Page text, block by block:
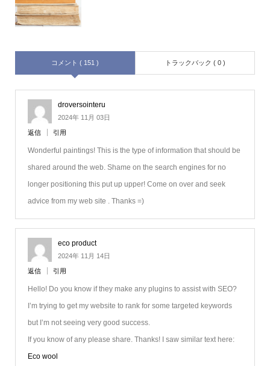
コメント ( 151 ) トラックバック ( 0 )
droversointeru
2024年 11月 03日
返信 引用
Wonderful paintings! This is the type of information that should be
shared around the web. Shame on the search engines for no
longer positioning this put up upper! Come on over and seek
advice from my web site . Thanks =)
eco product
2024年 11月 14日
返信 引用
Hello! Do you know if they make any plugins to assist with SEO?
I’m trying to get my website to rank for some targeted keywords
but I’m not seeing very good success.
If you know of any please share. Thanks! I saw similar text here:
Eco wool